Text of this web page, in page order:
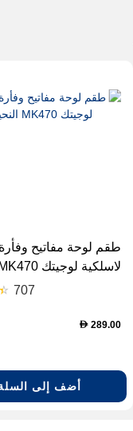
طقم لوحة مفاتيح
لاسلكية لوجيتك MK470 النحيف
707
D 289.00
أضف إلى